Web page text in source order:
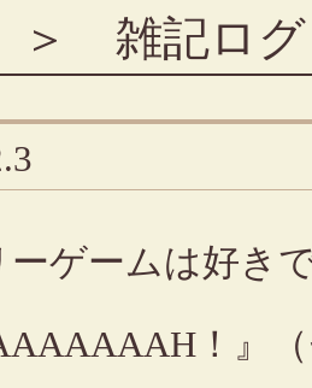
＞ 雑記ログ
ーゲームは好き
！』